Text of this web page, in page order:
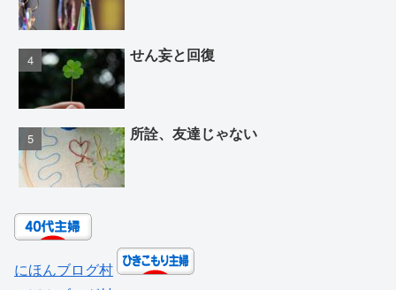
せん妄と回復
所詮、友達じゃない
にほんブログ村